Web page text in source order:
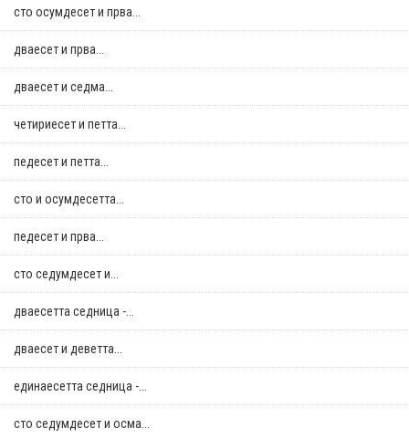
сто осумдесет и прва...
дваесет и прва...
дваесет и седма...
четириесет и петта...
педесет и петта...
сто и осумдесетта...
педесет и прва...
сто седумдесет и...
дваесетта седница -...
дваесет и деветта...
единаесетта седница -...
сто седумдесет и осма...